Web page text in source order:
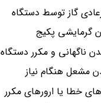
گاز توسط دستگاه
گرمایشی پکیج
ناگهانی و مکرر دستگاه
مشعل هنگام نیاز
خطا یا ارورهای مکرر